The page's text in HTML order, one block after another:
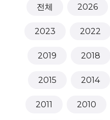
전체 2026
2023 2022
2019 2018
2015 2014
2011 2010